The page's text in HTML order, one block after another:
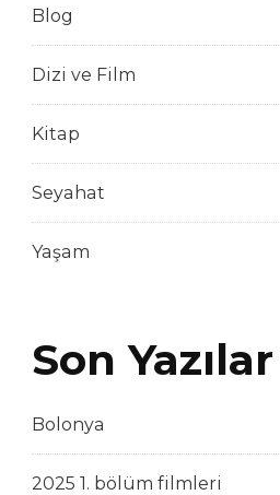
Blog
Dizi ve Film
Kitap
Seyahat
Yaşam
Son Yazılar
Bolonya
2025 1. bölüm filmleri